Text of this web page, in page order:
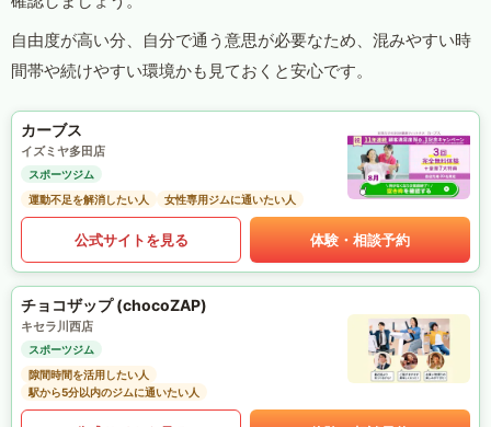
自由度が高い分、自分で通う意思が必要なため、混みやすい時
間帯や続けやすい環境かも見ておくと安心です。
カーブス
イズミヤ多田店
スポーツジム
運動不足を解消したい人
女性専用ジムに通いたい人
公式サイトを見る 体験・相談予約
チョコザップ (chocoZAP)
キセラ川西店
スポーツジム
隙間時間を活用したい人
駅から5分以内のジムに通いたい人